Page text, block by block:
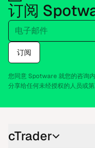
订阅
电子邮件
订阅
您同意 Spo​twa​re 就您的咨询
分享给任何未经授权的人员或第
cTra​der